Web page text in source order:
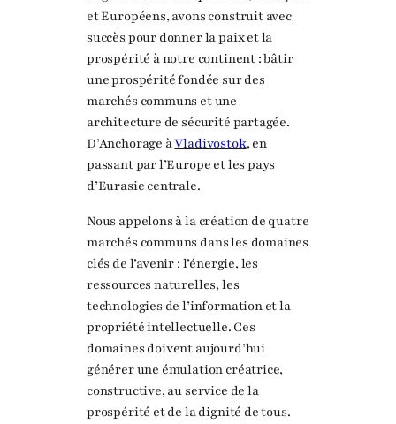
et Européens, avons construit avec
succès pour donner la paix et la
prospérité à notre continent : bâtir
une prospérité fondée sur des
marchés communs et une
architecture de sécurité partagée.
D’Anchorage àVladivostok, en
passant par l’Europe et les pays
d’Eurasie centrale.
Nous appelons à la création de quatre
marchés communs dans les domaines
clés de l’avenir : l’énergie, les
ressources naturelles, les
technologies de l’information et la
propriété intellectuelle. Ces
domaines doivent aujourd’hui
générer une émulation créatrice,
constructive, au service de la
prospérité et de la dignité de tous.